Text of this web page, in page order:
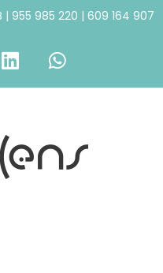
| 955 985 220 | 609 164 907